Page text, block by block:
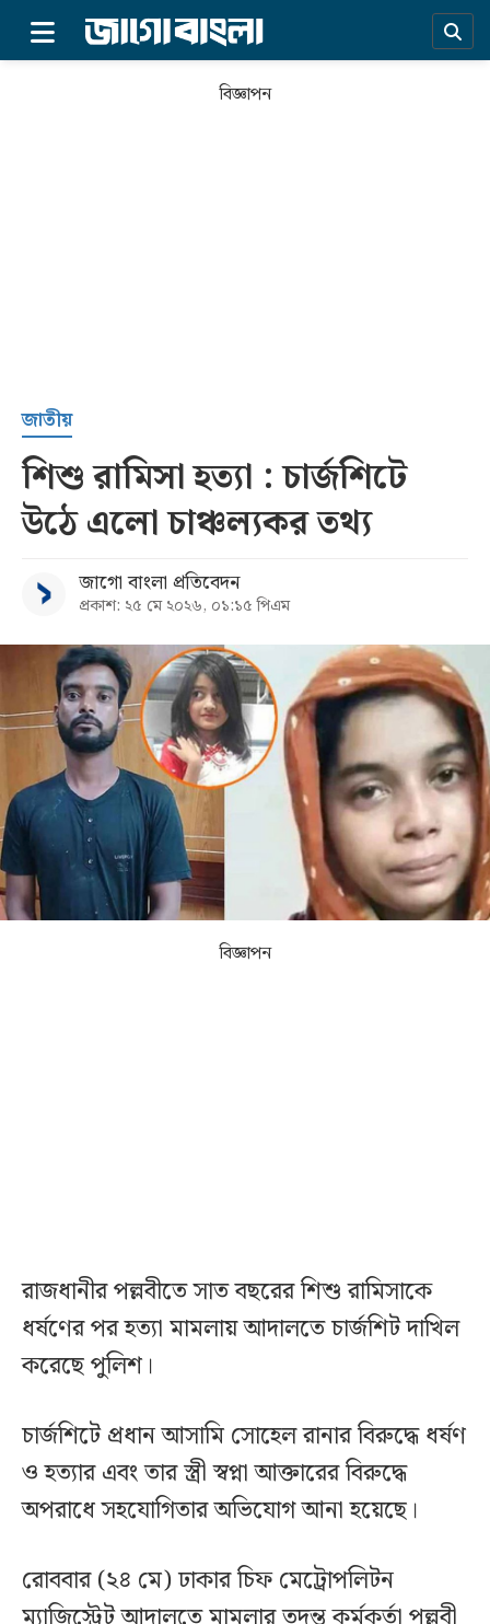
সর্বশেষ
বিভাগ
আর্কাইভ
কনভার্টার
বিজ্ঞাপন
জাতীয়
শিশু রামিসা হত্যা : চার্জশিটে
উঠে এলো চাঞ্চল্যকর তথ্য
জাগো বাংলা প্রতিবেদন
প্রকাশ: ২৫ মে ২০২৬, ০১:১৫ পিএম
বিজ্ঞাপন
রাজধানীর পল্লবীতে সাত বছরের শিশু রামিসাকে
ধর্ষণের পর হত্যা মামলায় আদালতে চার্জশিট দাখিল
করেছে পুলিশ।
চার্জশিটে প্রধান আসামি সোহেল রানার বিরুদ্ধে ধর্ষণ
ও হত্যার এবং তার স্ত্রী স্বপ্না আক্তারের বিরুদ্ধে
অপরাধে সহযোগিতার অভিযোগ আনা হয়েছে।
রোববার (২৪ মে) ঢাকার চিফ মেট্রোপলিটন